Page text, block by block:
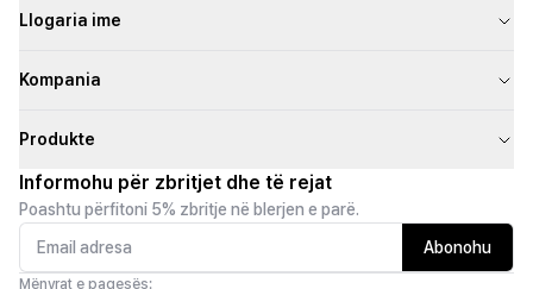
Llogaria ime
Kompania
Produkte
Informohu për zbritjet dhe të rejat
Poashtu përfitoni 5% zbritje në blerjen e parë.
Abonohu
Mënyrat e pagesës: